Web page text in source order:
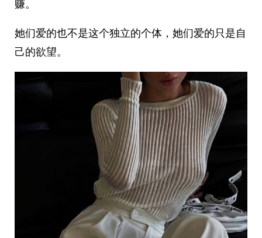
赚。
她们爱的也不是这个独立的个体，她们爱的只是自
己的欲望。